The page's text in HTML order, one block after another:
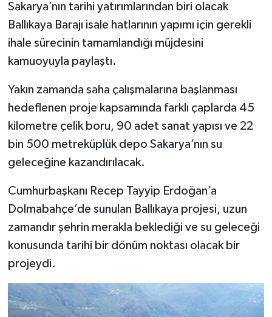
Sakarya’nın tarihi yatırımlarından biri olacak
Ballıkaya Barajı isale hatlarının yapımı için gerekli
ihale sürecinin tamamlandığı müjdesini
kamuoyuyla paylaştı.
Yakın zamanda saha çalışmalarına başlanması
hedeflenen proje kapsamında farklı çaplarda 45
kilometre çelik boru, 90 adet sanat yapısı ve 22
bin 500 metreküplük depo Sakarya’nın su
geleceğine kazandırılacak.
Cumhurbaşkanı Recep Tayyip Erdoğan’a
Dolmabahçe’de sunulan Ballıkaya projesi, uzun
zamandır şehrin merakla beklediği ve su geleceği
konusunda tarihi bir dönüm noktası olacak bir
projeydi.